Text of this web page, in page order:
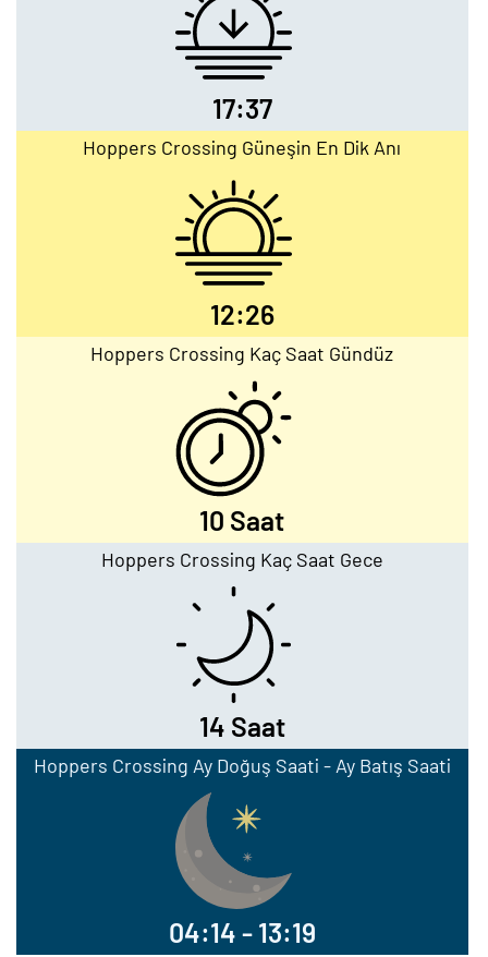
17:37
Hoppers Crossing Güneşin En Dik Anı
12:26
Hoppers Crossing Kaç Saat Gündüz
10 Saat
Hoppers Crossing Kaç Saat Gece
14 Saat
Hoppers Crossing Ay Doğuş Saati - Ay Batış Saati
04:14 - 13:19